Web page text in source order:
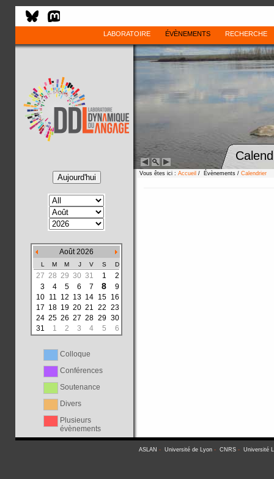
LABORATOIRE ÉVÈNEMENTS RECHERCHE
Août 2026
L M M J V S D
27 28 29 30 31 1
2
3
4 5 6 7 8
9
10 11 12 13 14 15 16
17 18 19 20 21 22 23
24 25 26 27 28 29 30
31
1 2 3 4 5 6
Colloque
Conférences
Soutenance
Divers
Plusieurs
évènements
Vous êtes ici : Accueil / Évènements / Calendrier
ASLAN - Université de Lyon- CNRS- Université